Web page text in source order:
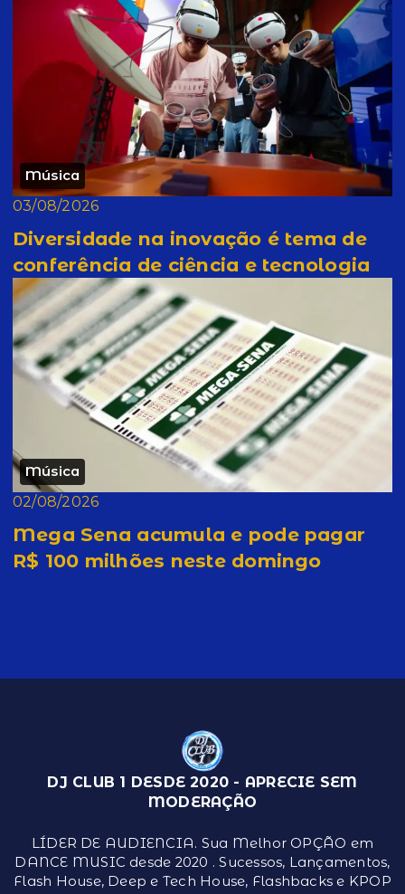
Música
03/08/2026
Diversidade na inovação é tema de
conferência de ciência e tecnologia
Música
02/08/2026
Mega Sena acumula e pode pagar
R$ 100 milhões neste domingo
DJ CLUB 1 DESDE 2020 - APRECIE SEM
MODERAÇÃO
LÍDER DE AUDIENCIA. Sua Melhor OPÇÃO em
DANCE MUSIC desde 2020 . Sucessos, Lançamentos,
Flash House, Deep e Tech House, Flashbacks e KPOP